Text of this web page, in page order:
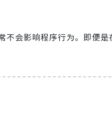
会影响程序行为。即便是